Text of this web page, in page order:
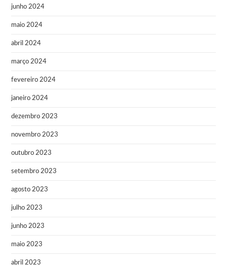
junho 2024
maio 2024
abril 2024
março 2024
fevereiro 2024
janeiro 2024
dezembro 2023
novembro 2023
outubro 2023
setembro 2023
agosto 2023
julho 2023
junho 2023
maio 2023
abril 2023